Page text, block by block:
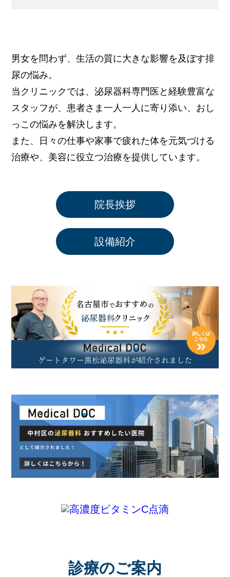
男女を問わず、生活の質に大きな影響を及ぼす排
尿の悩み。
当クリニックでは、泌尿器科専門医と経験豊富な
スタッフが、 患者さま一人一人に寄り添い、おし
っこの悩みを解決します。
また、日々の仕事や家事で疲れた体を元気づける
治療や、 美容に役立つ治療を提供しています。
院長挨拶
設備紹介
⁩診療のご案内